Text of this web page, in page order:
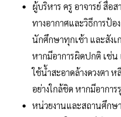
ผู้บริหาร ครู อาจารย์ สื่
ทางอากาศและวิธีการป้
นักศึกษาทุกเช้า และสังเ
หากมีอาการผิดปกติ เช่น
ใช้น้ำสะอาดล้างดวงตา
อย่างใกล้ชิด หากมีอาก
หน่วยงานและสถานศึก